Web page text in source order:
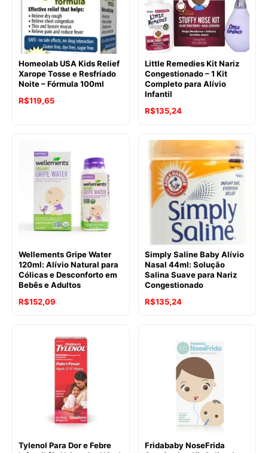
Homeolab USA Kids Relief
Xarope Tosse e Resfriado
Noite – Fórmula 100ml
O
R$152,09.
R$119,65O
R$119,65.
Little Remedies Kit Nariz
Congestionado – 1 Kit
Completo para Alívio
Infantil
R$135,24
Wellements Gripe Water
120ml: Alívio Natural para
Cólicas e Desconforto em
Bebês e Adultos
O
R$189,79.
R$152,09
é:
R$152,09.
Simply Saline Baby Alívio
Nasal 44ml: Solução
Salina Suave para Nariz
Congestionado
R$135,24
Tylenol Para Dor e Febre
Fridababy NoseFrida